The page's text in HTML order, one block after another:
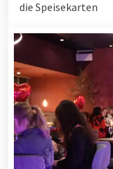
die Speisekarten